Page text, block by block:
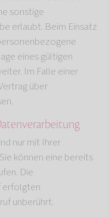
sonstige
erlaubt. Beim Einsatz
eines gültigen
Im Falle einer
über
nur mit Ihrer
können eine bereits
Die
erfolgten
unberührt.